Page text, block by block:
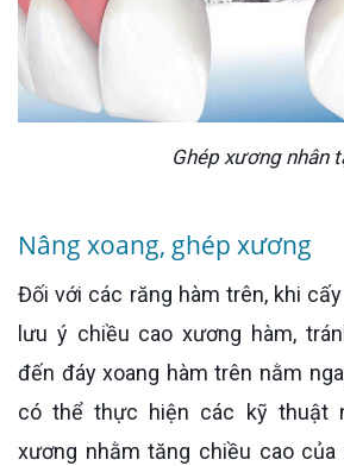
Ghép xương nhân
Nâng xoang, ghép xương
Đối với các răng hàm trên, khi cấy ghép Implant cần
lưu ý chiều cao xương hàm,
đến đáy xoang hàm trên nằm
có thể thực hiện các kỹ thuật
xương nhằm tăng chiều cao của